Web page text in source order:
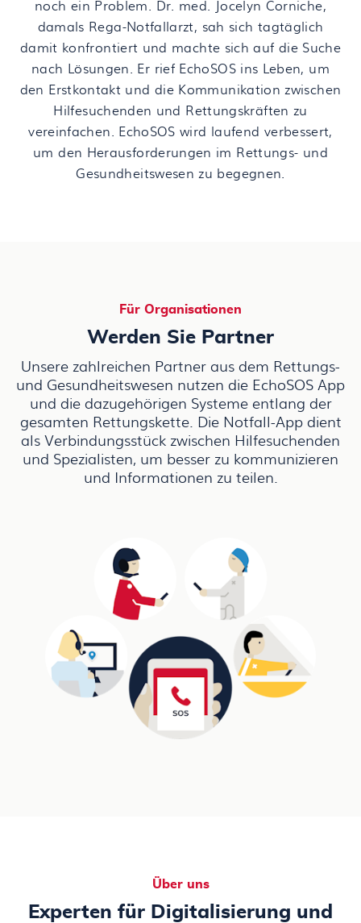
noch ein Problem. Dr. med. Jocelyn Corniche,
damals Rega-Notfallarzt, sah sich tagtäglich
damit konfrontiert und machte sich auf die Suche
nach Lösungen. Er rief EchoSOS ins Leben, um
den Erstkontakt und die Kommunikation zwischen
Hilfesuchenden und Rettungskräften zu
vereinfachen. EchoSOS wird laufend verbessert,
um den Herausforderungen im Rettungs- und
Gesundheitswesen zu begegnen.
Für Organisationen
Werden Sie Partner
Unsere zahlreichen Partner aus dem Rettungs-
und Gesundheitswesen nutzen die EchoSOS App
und die dazugehörigen Systeme entlang der
gesamten Rettungskette. Die Notfall-App dient
als Verbindungsstück zwischen Hilfesuchenden
und Spezialisten, um besser zu kommunizieren
und Informationen zu teilen.
Über uns
Experten für Digitalisierung und